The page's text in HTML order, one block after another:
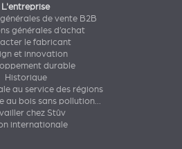
L'entreprise
de vente B2B
générales d’achat
le fabricant
et innovation
durable
Historique
au service des régions
au bois sans pollution...
chez Stûv
internationale